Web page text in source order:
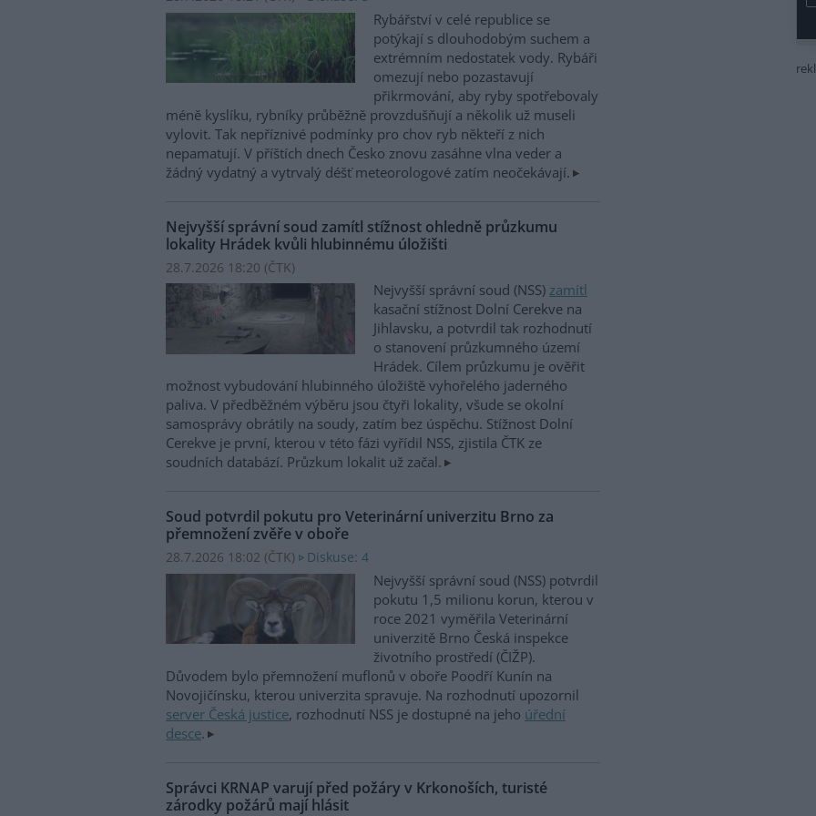
Rybářství v celé republice se
potýkají s dlouhodobým suchem a
extrémním nedostatek vody. Rybáři
omezují nebo pozastavují
přikrmování, aby ryby spotřebovaly
méně kyslíku, rybníky průběžně provzdušňují a několik už museli
vylovit. Tak nepříznivé podmínky pro chov ryb někteří z nich
nepamatují. V příštích dnech Česko znovu zasáhne vlna veder a
žádný vydatný a vytrvalý déšť meteorologové zatím neočekávají.
Nejvyšší správní soud zamítl stížnost ohledně průzkumu
lokality Hrádek kvůli hlubinnému úložišti
28.7.2026 18:20 (ČTK)
Nejvyšší správní soud (NSS) zamítl
kasační stížnost Dolní Cerekve na
Jihlavsku, a potvrdil tak rozhodnutí
o stanovení průzkumného území
Hrádek. Cílem průzkumu je ověřit
možnost vybudování hlubinného úložiště vyhořelého jaderného
paliva. V předběžném výběru jsou čtyři lokality, všude se okolní
samosprávy obrátily na soudy, zatím bez úspěchu. Stížnost Dolní
Cerekve je první, kterou v této fázi vyřídil NSS, zjistila ČTK ze
soudních databází. Průzkum lokalit už začal.
Soud potvrdil pokutu pro Veterinární univerzitu Brno za
přemnožení zvěře v oboře
28.7.2026 18:02 (ČTK) Diskuse: 4
Nejvyšší správní soud (NSS) potvrdil
pokutu 1,5 milionu korun, kterou v
roce 2021 vyměřila Veterinární
univerzitě Brno Česká inspekce
životního prostředí (ČIŽP).
Důvodem bylo přemnožení muflonů v oboře Poodří Kunín na
Novojičínsku, kterou univerzita spravuje. Na rozhodnutí upozornil
server Česká justice, rozhodnutí NSS je dostupné na jeho úřední
desce.
Správci KRNAP varují před požáry v Krkonoších, turisté
zárodky požárů mají hlásit